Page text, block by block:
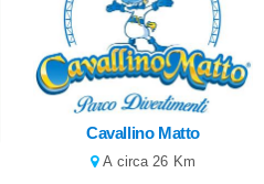
Cavallino Matto
A circa 26 Km